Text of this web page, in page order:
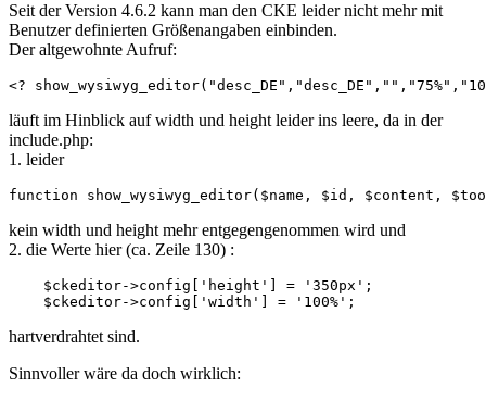
Seit der Version 4.6.2 kann man den CKE leider nicht mehr mit
Benutzer definierten Größenangaben einbinden.
Der altgewohnte Aufruf:
<?
läuft im Hinblick auf width und height leider ins leere, da in der
include.php:
1. leider
function show_wysiwyg_editor($name, $id, $content,
kein width und height mehr entgegengenommen wird und
2. die Werte hier (ca. Zeile 130) :
    $ckeditor->config['height'] = '350px';
    $ckeditor->config['width'] = '100%';
hartverdrahtet sind.
Sinnvoller wäre da doch wirklich: